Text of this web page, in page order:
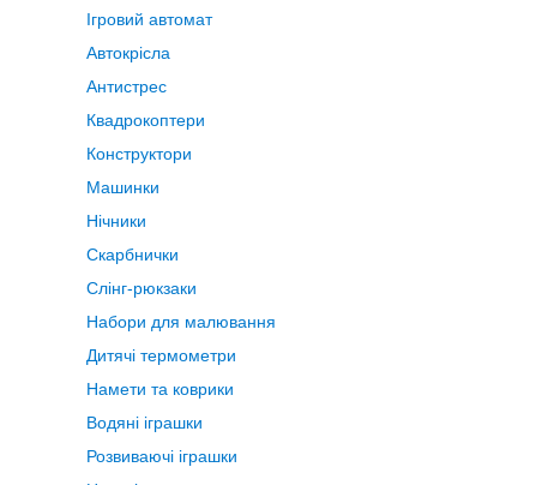
Ігровий автомат
Автокрісла
Антистрес
Квадрокоптери
Конструктори
Машинки
Нічники
Скарбнички
Слінг-рюкзаки
Набори для малювання
Дитячі термометри
Намети та коврики
Водяні іграшки
Розвиваючі іграшки